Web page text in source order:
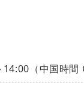
（中国時